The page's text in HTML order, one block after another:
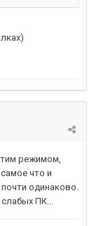
режимом,
что и
почти одинаково.
ПК...